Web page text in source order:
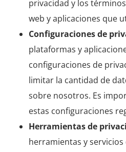
privacidad y los
web y aplicaciones que
Configuraciones de
plataformas y
configuraciones de
limitar la cantidad de
sobre nosotros. Es
estas configuraciones
Herramientas de
herramientas y